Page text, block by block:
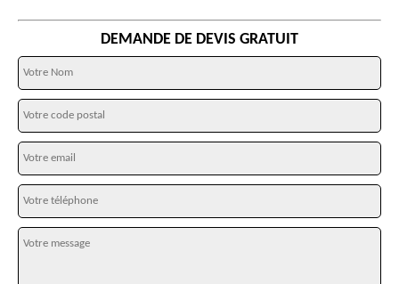
DEMANDE DE DEVIS GRATUIT